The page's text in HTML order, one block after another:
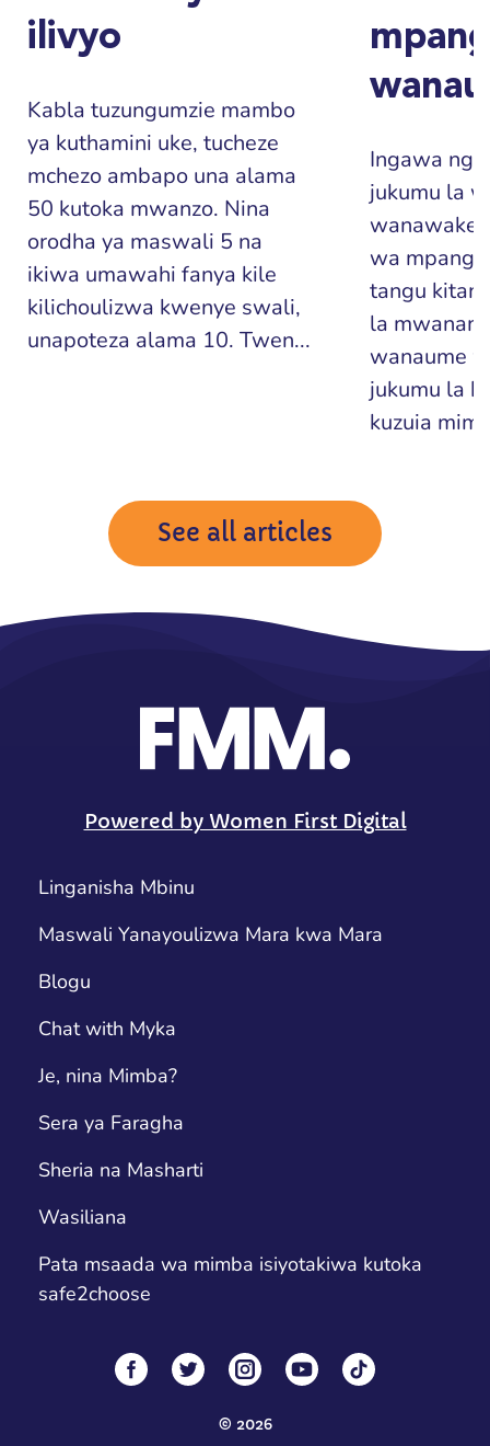
ilivyo
Kabla tuzungumzie mambo
ya kuthamini uke, tucheze
mchezo ambapo una alama
50 kutoka mwanzo. Nina
orodha ya maswali 5 na
ikiwa umawahi fanya kile
kilichoulizwa kwenye swali,
unapoteza alama 10. Twen...
Ingawa
jukumu la
wanawake,
wa
tangu
la
wanaume
jukumu la
kuzuia
See all articles
Powered by Women First Digital
Linganisha Mbinu
Maswali Yanayoulizwa Mara kwa Mara
Blogu
Chat with Myka
Je, nina Mimba?
Sera ya Faragha
Sheria na Masharti
Wasiliana
Pata msaada wa mimba isiyotakiwa kutoka
safe2choose
© 2026